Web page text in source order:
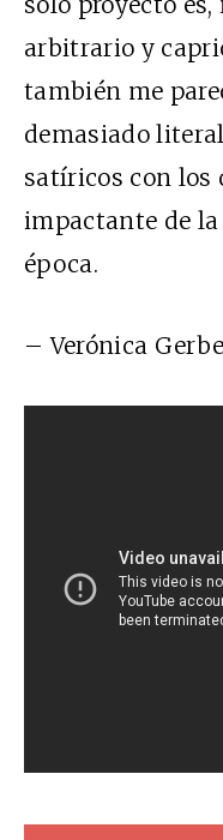
arbitrario y
también me
demasiado
satíricos con los
impactante de la
época.
– Verónica